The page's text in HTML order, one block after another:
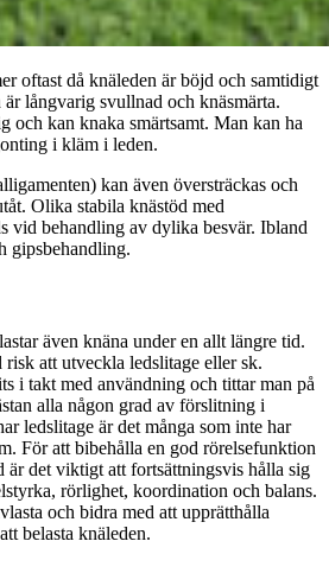
oftast då knäleden är böjd och samtidigt
långvarig svullnad och knäsmärta.
och kan knaka smärtsamt. Man kan ha
i kläm i leden.
kan även översträckas och
Olika stabila knästöd med
vid behandling av dylika besvär. Ibland
gipsbehandling.
även knäna under en allt längre tid.
att utveckla ledslitage eller sk.
i takt med användning och tittar man på
alla någon grad av förslitning i
ledslitage är det många som inte har
För att bibehålla en god rörelsefunktion
är det viktigt att fortsättningsvis hålla sig
rörlighet, koordination och balans.
och bidra med att upprätthålla
belasta knäleden.